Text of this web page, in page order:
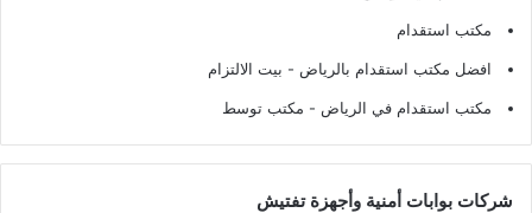
مكتب استقدام
افضل مكتب استقدام بالرياض - بيت الالتزام
مكتب استقدام في الرياض - مكتب توسط
شركات بوابات أمنية وأجهزة تفتيش